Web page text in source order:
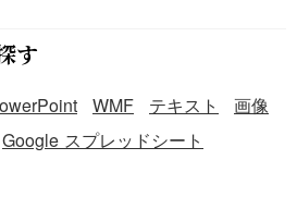
す
WMF テキスト
画像
Google スプレッドシート